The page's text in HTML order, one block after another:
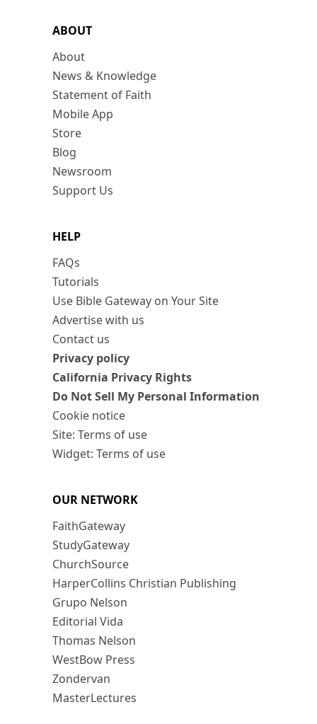
ABOUT
About
News & Knowledge
Statement of Faith
Mobile App
Store
Blog
Newsroom
Support Us
HELP
FAQs
Tutorials
Use Bible Gateway on Your Site
Advertise with us
Contact us
Privacy policy
California Privacy Rights
Do Not Sell My Personal Information
Cookie notice
Site: Terms of use
Widget: Terms of use
OUR NETWORK
FaithGateway
StudyGateway
ChurchSource
HarperCollins Christian Publishing
Grupo Nelson
Editorial Vida
Thomas Nelson
WestBow Press
Zondervan
MasterLectures